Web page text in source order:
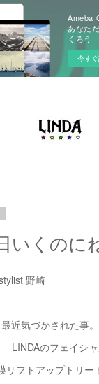
Ameba
あなた
くろう
今す
いくのに
野崎
最近気づかされた事。
LINDAのフェイシ
リフトアップトリー